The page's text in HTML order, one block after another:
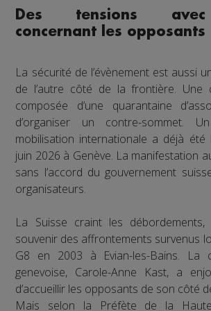
Des tensions
concernant les opposants
La sécurité de l’évènement est aussi
de l’autre côté de la frontière. Une
composée d’une quarantaine
d’organiser un contre-sommet.
mobilisation internationale a déjà
juin 2026 à Genève. La manifestation
sans l’accord du gouvernement
organisateurs.
La Suisse craint les
souvenir des affrontements survenus
G8 en 2003 à Evian-les-Bains. La
genevoise, Carole-Anne Kast, a
d’accueillir les opposants de son côté
Mais selon la Préfète de la